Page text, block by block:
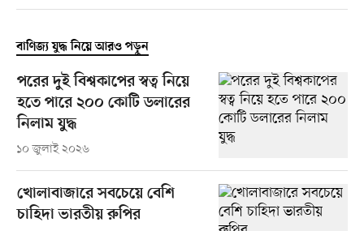
বাণিজ্য যুদ্ধ নিয়ে আরও পড়ুন
পরের দুই বিশ্বকাপের স্বত্ব নিয়ে
হতে পারে ২০০ কোটি ডলারের
নিলাম যুদ্ধ
১০ জুলাই ২০২৬
খোলাবাজারে সবচেয়ে বেশি
চাহিদা ভারতীয় রুপির